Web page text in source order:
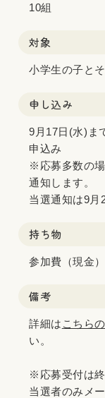
10組
対象
小学生の子と
申し込み
9月17日(水)ま
申込み
※応募多数の
通知します。
当選通知は9月
持ち物
参加費（現金
備考
詳細は こちら
い。
※応募受付は終
当選者のみメ